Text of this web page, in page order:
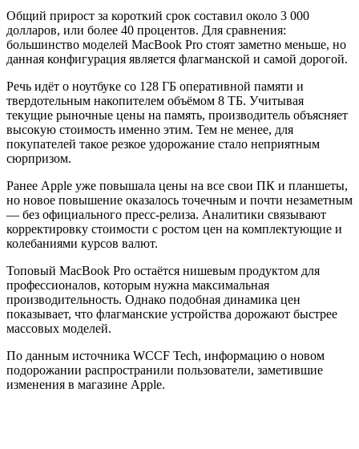
Общий прирост за короткий срок составил около 3 000
долларов, или более 40 процентов. Для сравнения:
большинство моделей MacBook Pro стоят заметно меньше, но
данная конфигурация является флагманской и самой дорогой.
Речь идёт о ноутбуке со 128 ГБ оперативной памяти и
твердотельным накопителем объёмом 8 ТБ. Учитывая
текущие рыночные цены на память, производитель объясняет
высокую стоимость именно этим. Тем не менее, для
покупателей такое резкое удорожание стало неприятным
сюрпризом.
Ранее Apple уже повышала цены на все свои ПК и планшеты,
но новое повышение оказалось точечным и почти незаметным
— без официального пресс-релиза. Аналитики связывают
корректировку стоимости с ростом цен на комплектующие и
колебаниями курсов валют.
Топовый MacBook Pro остаётся нишевым продуктом для
профессионалов, которым нужна максимальная
производительность. Однако подобная динамика цен
показывает, что флагманские устройства дорожают быстрее
массовых моделей.
По данным источника WCCF Tech, информацию о новом
подорожании распространили пользователи, заметившие
изменения в магазине Apple.